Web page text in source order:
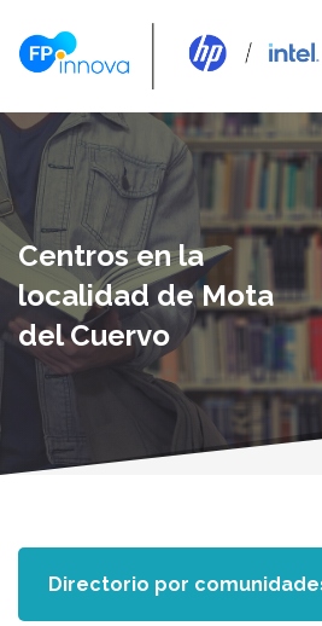
Centros en la
localidad de Mota
del Cuervo